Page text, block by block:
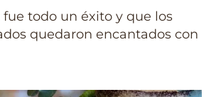
fue todo un éxito y que los
quedaron encantados con